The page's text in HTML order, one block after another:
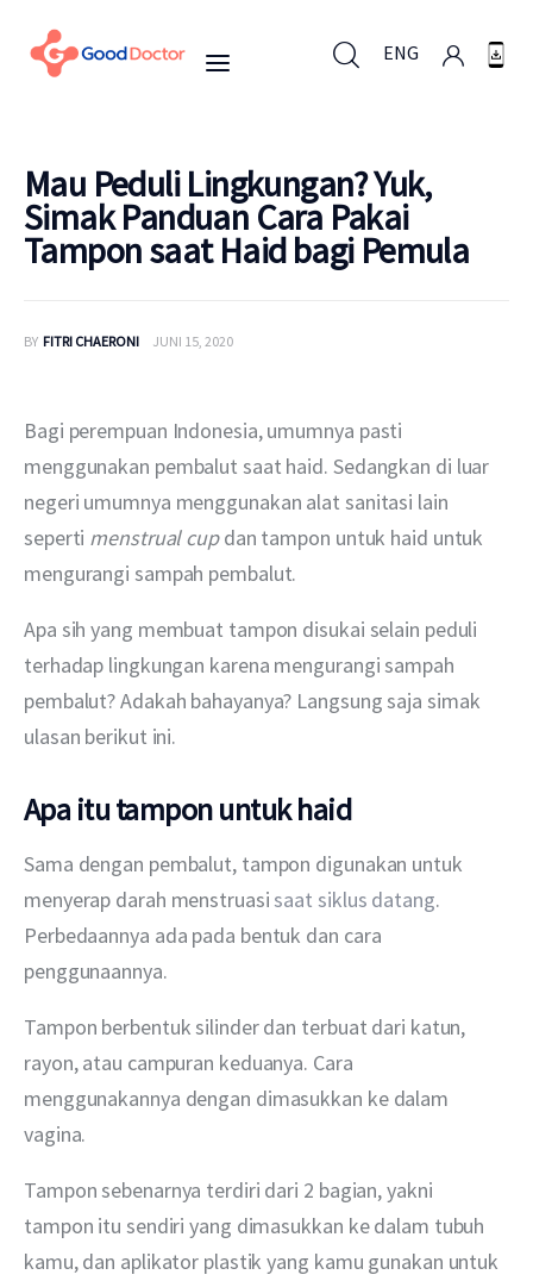
ENG
ENG
Untuk Bisnis
Berita
Layanan
Mau Peduli Lingkungan? Yuk,
Simak Panduan Cara Pakai
Tampon saat Haid bagi Pemula
BY FITRI CHAERONI JUNI 15, 2020
Bagi perempuan Indonesia, umumnya pasti
menggunakan pembalut saat haid. Sedangkan di luar
negeri umumnya menggunakan alat sanitasi lain
seperti menstrual cup dan tampon untuk haid untuk
mengurangi sampah pembalut.
Apa sih yang membuat tampon disukai selain peduli
terhadap lingkungan karena mengurangi sampah
pembalut? Adakah bahayanya? Langsung saja simak
ulasan berikut ini.
Apa itu tampon untuk haid
Sama dengan pembalut, tampon digunakan untuk
menyerap darah menstruasi saat siklus datang.
Perbedaannya ada pada bentuk dan cara
penggunaannya.
Tampon berbentuk silinder dan terbuat dari katun,
rayon, atau campuran keduanya. Cara
menggunakannya dengan dimasukkan ke dalam
vagina.
Tampon sebenarnya terdiri dari 2 bagian, yakni
tampon itu sendiri yang dimasukkan ke dalam tubuh
kamu, dan aplikator plastik yang kamu gunakan untuk